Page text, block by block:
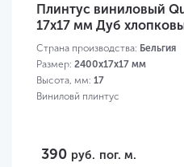
Плинтус виниловый
17х17 мм Дуб
Страна производства: Бельгия
Размер: 2400х17х17 мм
Высота, мм: 17
Виниловй плинтус
390 руб. пог. м.